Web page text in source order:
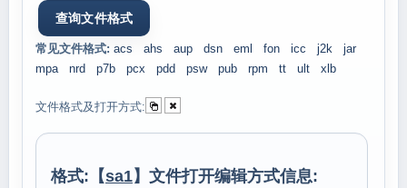
常见文件格式: acs ahs aup dsn eml fon icc j2k
jar
mpa
nrd p7b pcx pdd psw pub rpm tt ult xlb
文件格式及打开方式:
格式:【sa1】文件打开编辑方式信息: